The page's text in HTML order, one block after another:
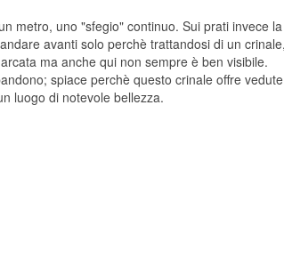
metro, uno "sfegio" continuo. Sui prati invece la
avanti solo perchè trattandosi di un
ma anche qui non sempre è ben visibile.
spiace perchè questo crinale offre
luogo di notevole bellezza.